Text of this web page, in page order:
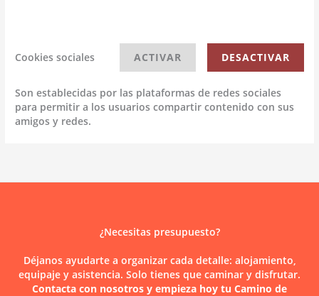
Cookies sociales ACTIVAR DESACTIVAR
Son establecidas por las plataformas de redes sociales
para permitir a los usuarios compartir contenido con sus
amigos y redes.
¿Necesitas presupuesto?
Déjanos ayudarte a organizar cada detalle: alojamiento,
equipaje y asistencia. Solo tienes que caminar y disfrutar.
Contacta con nosotros y empieza hoy tu Camino de